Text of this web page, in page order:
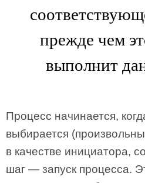
прежде чем
выполнит
Процесс начинается,
выбирается
в качестве инициатора,
шаг — запуск процесса.